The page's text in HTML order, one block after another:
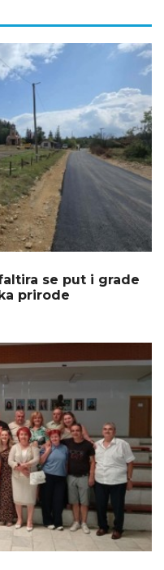
se put i grade
prirode